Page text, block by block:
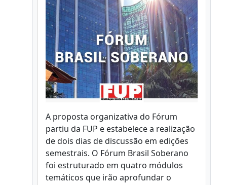
A proposta organizativa do Fórum
partiu da FUP e estabelece a realização
de dois dias de discussão em edições
semestrais. O Fórum Brasil Soberano
foi estruturado em quatro módulos
temáticos que irão aprofundar o